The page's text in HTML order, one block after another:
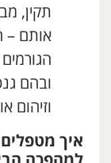
תקין,
אותם –
ובהם
וזיהום
איך